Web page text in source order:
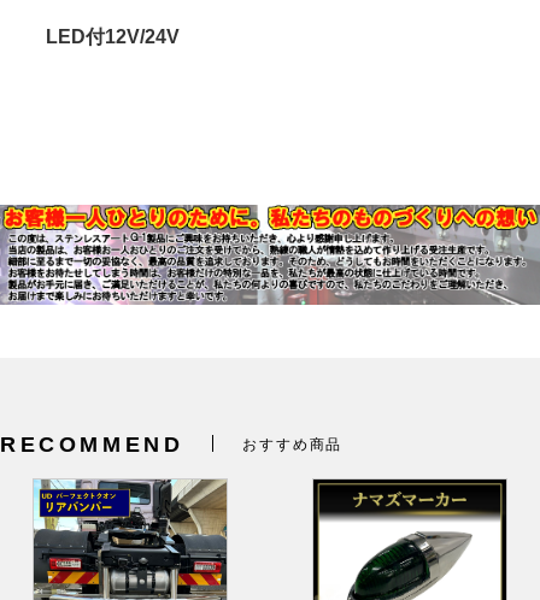
LED付12V/24V
RECOMMEND おすすめ商品